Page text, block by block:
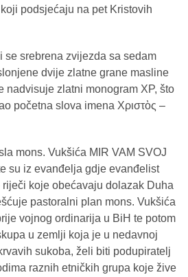
podsjećaju na pet Kristovih
se srebrena zvijezda sa sedam
dvije zlatne grane masline
nadvisuje zlatni monogram XP, što
početna slova imena Χριστὸς –
mons. Vukšića MIR VAM SVOJ
su iz evanđelja gdje evanđelist
riječi koje obećavaju dolazak Duha
pastoralni plan mons. Vukšića
vojnog ordinarija u BiH te potom
u zemlji koja je u nedavnoj
sukoba, želi biti podupiratelj
raznih etničkih grupa koje žive